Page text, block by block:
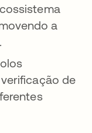
a
de